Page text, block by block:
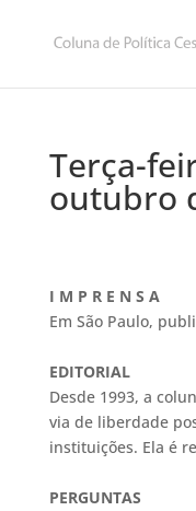
Terça-
outubro
I M P R E N S A
Em São Paulo,
EDITORIAL
Desde 1993, a
via de liberdade
instituições. Ela é
PERGUNTAS